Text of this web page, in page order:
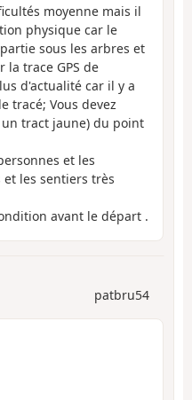
moyenne mais il
physique car le
sous les arbres et
trace GPS de
d'actualité car il y a
tracé; Vous devez
tract jaune) du point
et les
les sentiers très
avant le départ .
patbru54